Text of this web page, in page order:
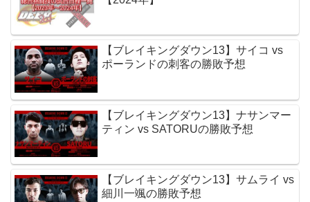
【ブレイキングダウン13】サイコ vs
ポーランドの刺客の勝敗予想
【ブレイキングダウン13】ナサンマー
ティン vs SATORUの勝敗予想
【ブレイキングダウン13】サムライ vs
細川一颯の勝敗予想